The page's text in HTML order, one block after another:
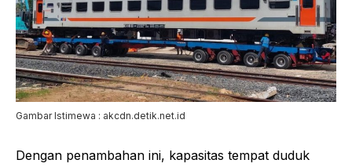
Gambar Istimewa : akcdn.detik.net.id
Dengan penambahan ini, kapasitas tempat duduk